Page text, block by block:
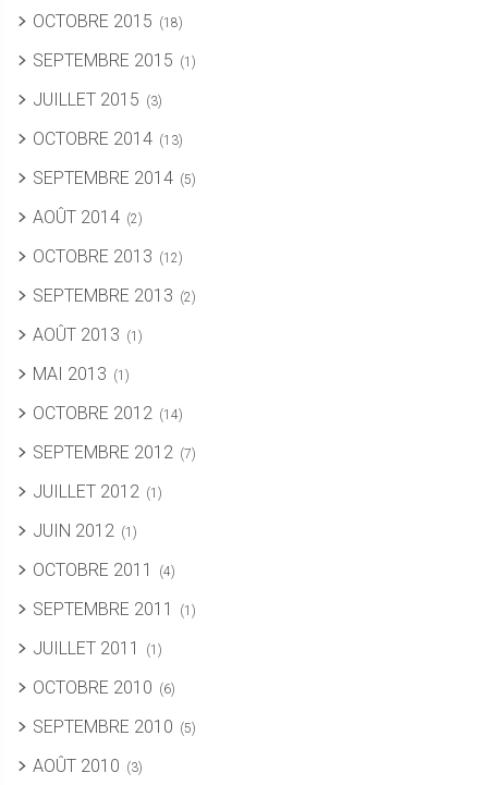
OCTOBRE 2015 (18)
SEPTEMBRE 2015 (1)
JUILLET 2015 (3)
OCTOBRE 2014 (13)
SEPTEMBRE 2014 (5)
AOÛT 2014 (2)
OCTOBRE 2013 (12)
SEPTEMBRE 2013 (2)
AOÛT 2013 (1)
MAI 2013 (1)
OCTOBRE 2012 (14)
SEPTEMBRE 2012 (7)
JUILLET 2012 (1)
JUIN 2012 (1)
OCTOBRE 2011 (4)
SEPTEMBRE 2011 (1)
JUILLET 2011 (1)
OCTOBRE 2010 (6)
SEPTEMBRE 2010 (5)
AOÛT 2010 (3)